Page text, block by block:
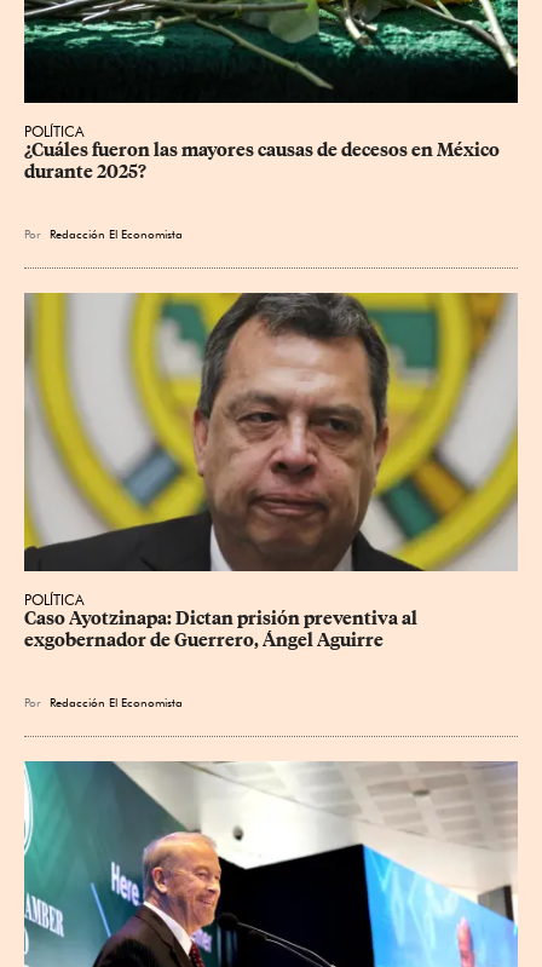
POLÍTICA
¿Cuáles fueron las mayores causas de decesos en México
durante 2025?
Por Redacción El Economista
POLÍTICA
Caso Ayotzinapa: Dictan prisión preventiva al
exgobernador de Guerrero, Ángel Aguirre
Por Redacción El Economista